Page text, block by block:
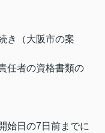
き（大阪市の案
任者の資格書類の
始日の7日前までに